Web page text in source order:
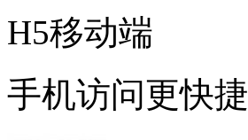
H5移动端
手机访问更快捷